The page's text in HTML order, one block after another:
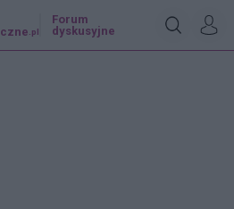
.pl
Forum
dyskusyjne